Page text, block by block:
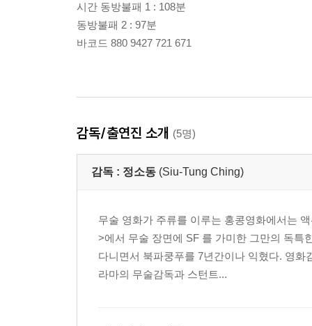
시간 동방불패 1 : 108분
동방불패 2 : 97분
바코드 880 9427 721 671
화 면 방 식 16:9 / 아나몰픽와이드스크린
오 디 오 트랙 Cantonese Dolby Digital 5.1ch,
자 막 Korean, English
지 역 코 드 3
디스크 구성 동방불패 (東方不敗風雲再起
[영화 시작]
[장면 선택]
감독/출연진 소개 (5명)
감독 : 정소동 (Siu-Tung Ching)
무술 영화가 주류를 이루는 홍콩영화에서는
>에서 무술 장면에 SF 를 가미한 그만의 독특
다니면서 북파쿵푸를 7년간이나 익혔다. 영
라마의 무술감독과 스턴트...